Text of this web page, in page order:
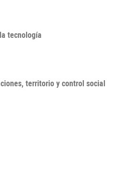
tecnología
territorio y control social